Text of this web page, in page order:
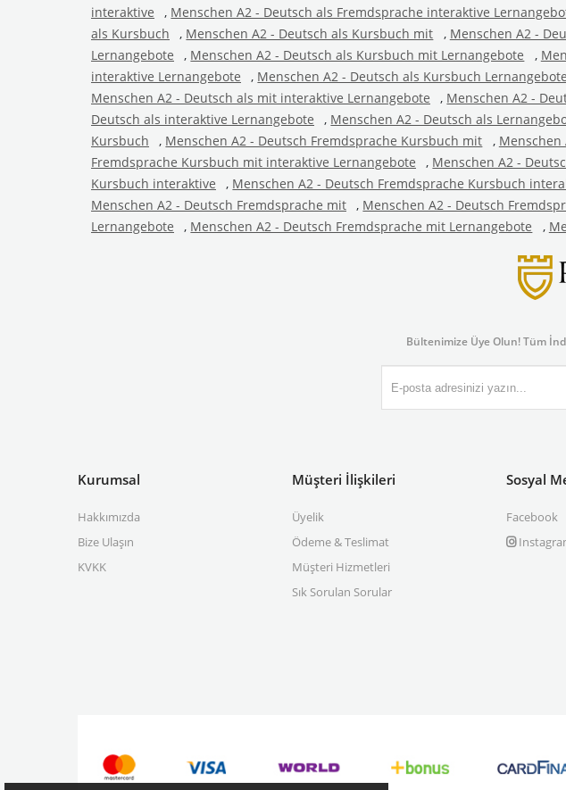
interaktive
, Menschen A2 - Deutsch als Fremdsprache interaktive
als Kursbuch
, Menschen A2 - Deutsch als Kursbuch mit , Menschen A2 -
Lernangebote
, Menschen A2 - Deutsch als Kursbuch mit Lernangebote ,
interaktive Lernangebote
, Menschen A2 - Deutsch als Kursbuch Lernangebote
Menschen A2 - Deutsch als mit interaktive Lernangebote
, Menschen A2 -
Deutsch als interaktive Lernangebote
, Menschen A2 - Deutsch als
Kursbuch
, Menschen A2 - Deutsch Fremdsprache Kursbuch mit ,
Fremdsprache Kursbuch mit interaktive Lernangebote
, Menschen A2 -
Kursbuch interaktive
, Menschen A2 - Deutsch Fremdsprache Kursbuch
Menschen A2 - Deutsch Fremdsprache mit , Menschen A2 - Deutsch
Lernangebote
, Menschen A2 - Deutsch Fremdsprache mit Lernangebote ,
Bültenimize Üye Olun! Tüm
Kurumsal
Hakkımızda
Bize Ulaşın
KVKK
Müşteri İlişkileri
Üyelik
Ödeme & Teslimat
Müşteri Hizmetleri
Sık Sorulan Sorular
Sosyal
Facebook